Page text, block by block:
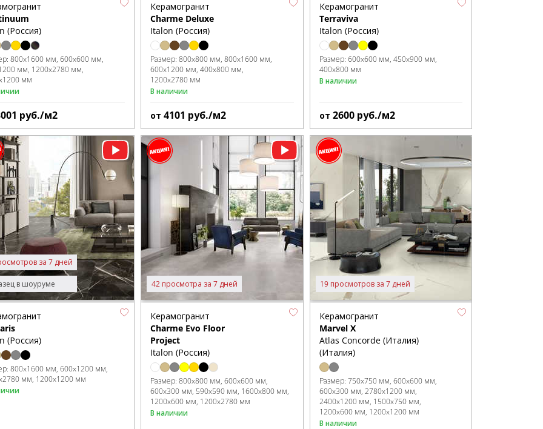
(Россия)
800x1600 мм 600x600 мм
мм 1200x2780 мм
мм
руб./м2
Керамогранит
Charme Deluxe
Italon (Россия)
Размер:800x800 мм 800x1600 мм
600x1200 мм 400x800 мм
1200x2780 мм
В наличии
от4101 руб./м2
Керамогранит
Terraviva
Italon (Россия)
Размер: 600x600 мм 450x900 мм
400x800 мм
В наличии
от 2600 руб./м2
в шоуруме
за 7 дней
(Россия)
800x1600 мм 600x1200 мм
мм 1200x1200 мм
42 просмотра за 7 дней
Керамогранит
Charme Evo Floor
Project
Italon (Россия)
Размер:800x800 мм 600x600 мм
600x300 мм 590x590 мм 1600x800 мм
1200x600 мм 1200x2780 мм
В наличии
19 просмотров за 7 дней
Керамогранит
Marvel X
Atlas Concorde (Италия)
(Италия)
Размер: 750x750 мм 600x600 мм
600x300 мм 2780x1200 мм
2400x1200 мм 1500x750 мм
1200x600 мм 1200x1200 мм
В наличии